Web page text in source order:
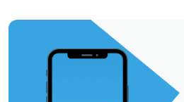
https://t.me/minskctvby